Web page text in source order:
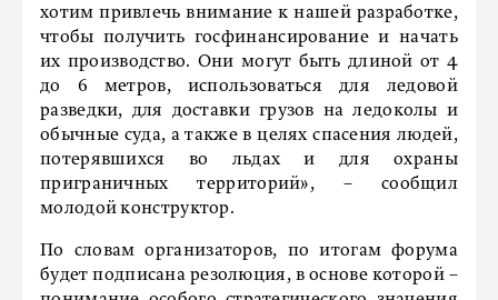
хотим привлечь внимание к нашей разработке,
чтобы получить госфинансирование и начать
их производство. Они могут быть длиной от 4
до 6 метров, использоваться для ледовой
разведки, для доставки грузов на ледоколы и
обычные суда, а также в целях спасения людей,
потерявшихся во льдах и для охраны
приграничных территорий», – сообщил
молодой конструктор.
По словам организаторов, по итогам форума
будет подписана резолюция, в основе которой –